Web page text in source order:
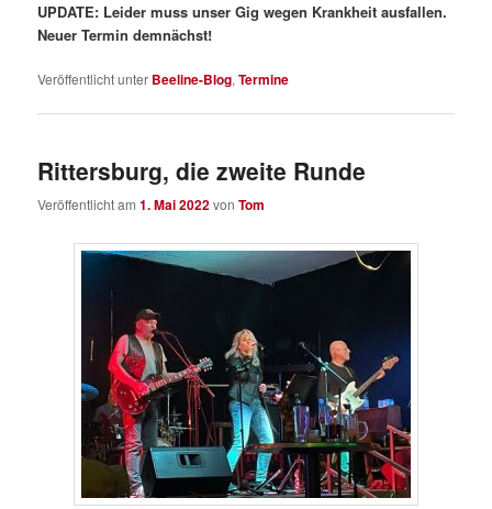
UPDATE: Leider muss unser Gig wegen Krankheit ausfallen.
Neuer Termin demnächst!
Veröffentlicht unter Beeline-Blog,Termine
Rittersburg, die zweite Runde
Veröffentlicht am1. Mai 2022vonTom